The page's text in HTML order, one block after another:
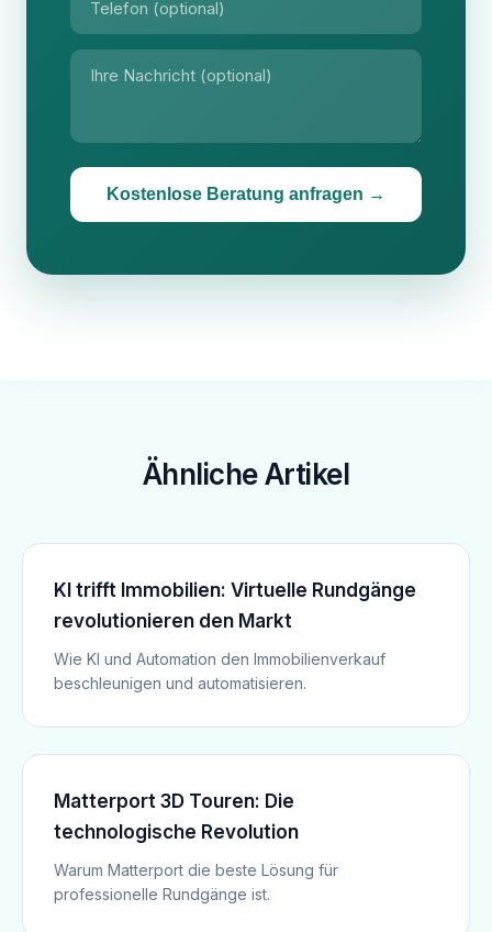
Kostenlose Beratung anfragen →
Ähnliche Artikel
KI trifft Immobilien: Virtuelle Rundgänge
revolutionieren den Markt
Wie KI und Automation den Immobilienverkauf
beschleunigen und automatisieren.
Matterport 3D Touren: Die
technologische Revolution
Warum Matterport die beste Lösung für
professionelle Rundgänge ist.